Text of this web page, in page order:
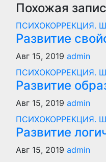
Похожая
ПСИХОКОРРЕКЦИЯ.
Развитие
Авг 15, 2019 admin
ПСИХОКОРРЕКЦИЯ.
Развитие
Авг 15, 2019 admin
ПСИХОКОРРЕКЦИЯ.
Развитие
Авг 15, 2019 admin